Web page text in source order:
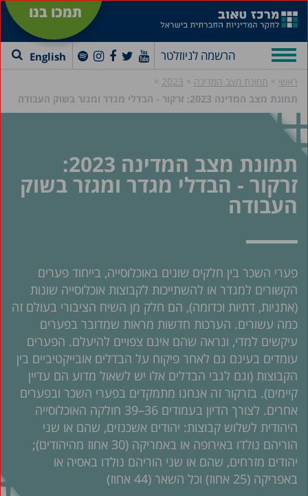
תמכו בנו
הרשמה לניוזלטר English
ראשי » תמונת מצב המדינה »
2023
»
תמונת מצב המדינה 2023: זרקור - הבדלי מגדר ומגזר בשוק העבודה
תמונת מצב המדינה 2023:
זרקור - הבדלי מגדר ומגזר בשוק
העבודה
פערי השכר בין חלקים שונים באוכלוסייה, בייחוד פערים
הקשורים למגדר או להשתייכות לקבוצות אוכלוסייה שונות
(אתניות, דתיות וכדומה), הם חלק מן השיח הציבורי בעולם זה
כמה עשורים. הערכות חדשות מראות שמדובר בפערים
עיקשים למדי, ונראה שהם אינם צפויים להיעלם. הפערים
עומדים בעינם גם לאחר פיקוח על הבדלים אובייקטיביים בין
הקבוצות (וגם לגבי הבדלים אלו יש לשאול מדוע הם עדיין
קיימים). בזרקור זה אנחנו מתמקדים בפערי השכר ובפערים
אחרים. לצורך הדיון בעמודים 36–39 חולקה האוכלוסייה
היהודית לשלוש קבוצות: יהודים אשכנזים, שהם או שני
הוריהם נולדו באירופה או באמריקה (30 אחוז מהיהודים);
יהודים מזרחים, שהם או שני הוריהם נולדו באסיה או
באפריקה (25 אחוז) וכל השאר (44 אחוז)